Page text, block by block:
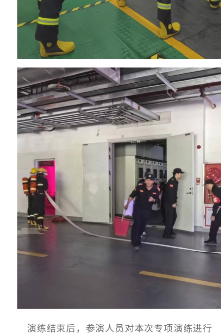
演练结束后，参演人员对本次专项演练进行